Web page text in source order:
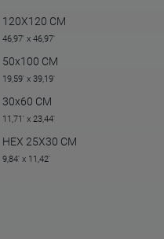
120X120 CM
46,97' x 46,97'
50x100 CM
19,59' x 39,19'
30x60 CM
11,71' x 23,44'
HEX 25X30 CM
9,84' x 11,42'